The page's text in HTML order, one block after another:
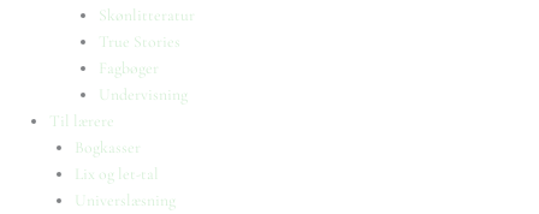
Skønlitteratur
True Stories
Fagbøger
Undervisning
Til lærere
Bogkasser
Lix og let-tal
Universlæsning